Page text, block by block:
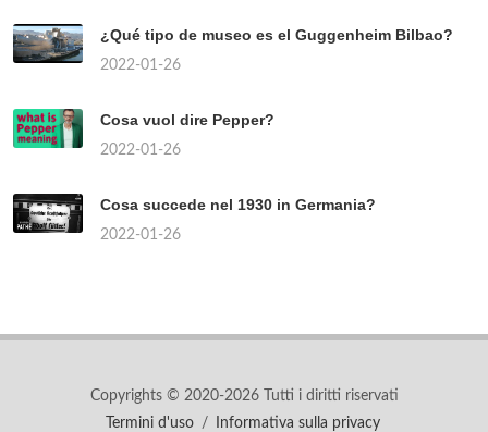
¿Qué tipo de museo es el Guggenheim Bilbao?
2022-01-26
Cosa vuol dire Pepper?
2022-01-26
Cosa succede nel 1930 in Germania?
2022-01-26
Copyrights © 2020-2026 Tutti i diritti riservati
Termini d'uso
/ Informativa sulla privacy